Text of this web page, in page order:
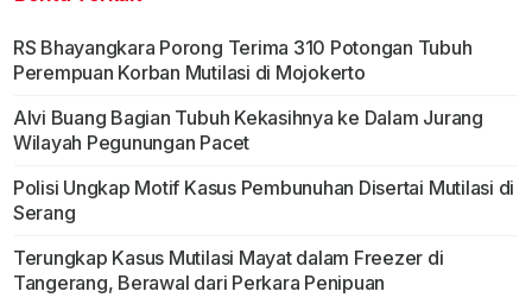
RS Bhayangkara Porong Terima 310 Potongan Tubuh
Perempuan Korban Mutilasi di Mojokerto
Alvi Buang Bagian Tubuh Kekasihnya ke Dalam Jurang
Wilayah Pegunungan Pacet
Polisi Ungkap Motif Kasus Pembunuhan Disertai Mutilasi di
Serang
Terungkap Kasus Mutilasi Mayat dalam Freezer di
Tangerang, Berawal dari Perkara Penipuan